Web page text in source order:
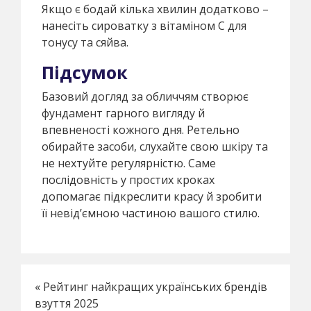
Якщо є бодай кілька хвилин додатково –
нанесіть сироватку з вітаміном С для
тонусу та сяйва.
Підсумок
Базовий догляд за обличчям створює
фундамент гарного вигляду й
впевненості кожного дня. Ретельно
обирайте засоби, слухайте свою шкіру та
не нехтуйте регулярністю. Саме
послідовність у простих кроках
допомагає підкреслити красу й зробити
її невід’ємною частиною вашого стилю.
« Рейтинг найкращих українських брендів
взуття 2025